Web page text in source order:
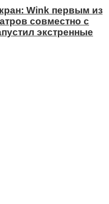
Wink первым из
совместно с
экстренные